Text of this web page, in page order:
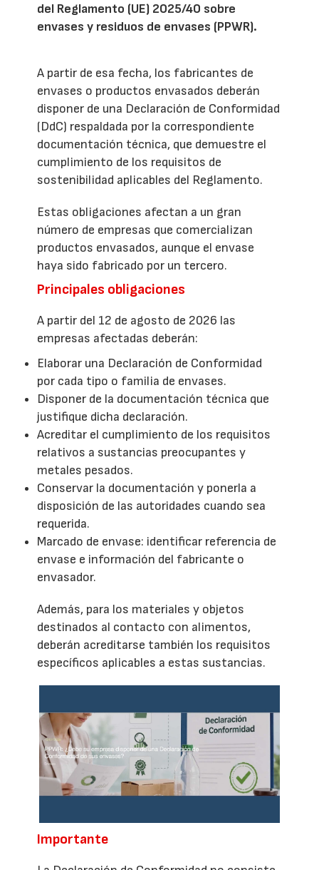
del Reglamento (UE) 2025/40 sobre
envases y residuos de envases (PPWR).
A partir de esa fecha, los fabricantes de
envases o productos envasados deberán
disponer de una Declaración de Conformidad
(DdC) respaldada por la correspondiente
documentación técnica, que demuestre el
cumplimiento de los requisitos de
sostenibilidad aplicables del Reglamento.
Estas obligaciones afectan a un gran
número de empresas que comercializan
productos envasados, aunque el envase
haya sido fabricado por un tercero.
Principales obligaciones
A partir del 12 de agosto de 2026 las
empresas afectadas deberán:
Elaborar una Declaración de Conformidad
por cada tipo o familia de envases.
Disponer de la documentación técnica que
justifique dicha declaración.
Acreditar el cumplimiento de los requisitos
relativos a sustancias preocupantes y
metales pesados.
Conservar la documentación y ponerla a
disposición de las autoridades cuando sea
requerida.
Marcado de envase: identificar referencia de
envase e información del fabricante o
envasador.
Además, para los materiales y objetos
destinados al contacto con alimentos,
deberán acreditarse también los requisitos
específicos aplicables a estas sustancias.
Importante